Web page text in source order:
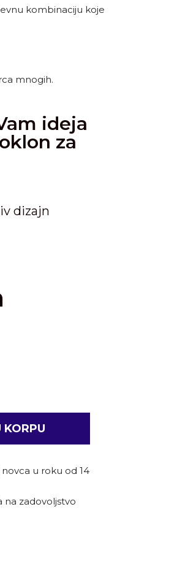
kombinaciju koje
mnogih.
ideja
za
dizajn
novca u roku od 14
na zadovoljstvo